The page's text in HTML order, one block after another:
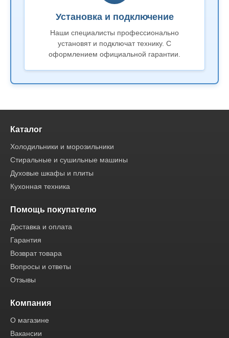
Установка и подключение
Наши специалисты профессионально
установят и подключат технику. С
оформлением официальной гарантии.
Каталог
Холодильники и морозильники
Стиральные и сушильные машины
Духовые шкафы и плиты
Кухонная техника
Помощь покупателю
Доставка и оплата
Гарантия
Возврат товара
Вопросы и ответы
Отзывы
Компания
О магазине
Вакансии